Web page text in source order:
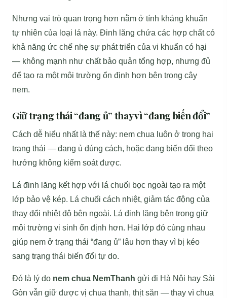
Nhưng vai trò quan trọng hơn nằm ở tính kháng khuẩn
tự nhiên của loại lá này. Đinh lăng chứa các hợp chất có
khả năng ức chế nhẹ sự phát triển của vi khuẩn có hại
— không mạnh như chất bảo quản tổng hợp, nhưng đủ
để tạo ra một môi trường ổn định hơn bên trong cây
nem.
Giữ trạng thái “đang ủ” thay vì “đang biến đổi”
Cách dễ hiểu nhất là thế này: nem chua luôn ở trong hai
trạng thái — đang ủ đúng cách, hoặc đang biến đổi theo
hướng không kiểm soát được.
Lá đinh lăng kết hợp với lá chuối bọc ngoài tạo ra một
lớp bảo vệ kép. Lá chuối cách nhiệt, giảm tác động của
thay đổi nhiệt độ bên ngoài. Lá đinh lăng bên trong giữ
môi trường vi sinh ổn định hơn. Hai lớp đó cùng nhau
giúp nem ở trạng thái “đang ủ” lâu hơn thay vì bị kéo
sang trạng thái biến đổi tự do.
Đó là lý do nem chua NemThanh gửi đi Hà Nội hay Sài
Gòn vẫn giữ được vị chua thanh, thịt săn — thay vì chua